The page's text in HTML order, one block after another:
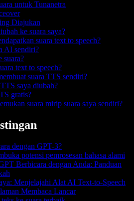
untuk Tunanetra
Diajukan
ke suara saya?
suara text to speech?
AI sendiri?
suara?
text to speech?
suara TTS sendiri?
saya diubah?
gratis?
suara mirip suara saya sendiri?
dengan GPT-3?
potensi pemrosesan bahasa alami
Berbicara dengan Anda: Panduan
Menjelajahi Alat AI Text-to-Speech
Membaca Lancar